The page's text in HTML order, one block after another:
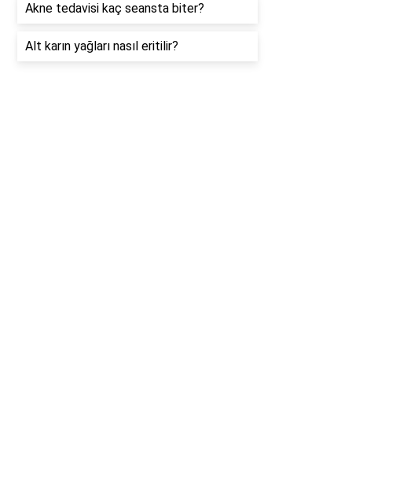
Akne tedavisi kaç seansta biter?
Alt karın yağları nasıl eritilir?